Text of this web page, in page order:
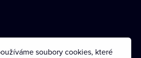
soubory cookies, které